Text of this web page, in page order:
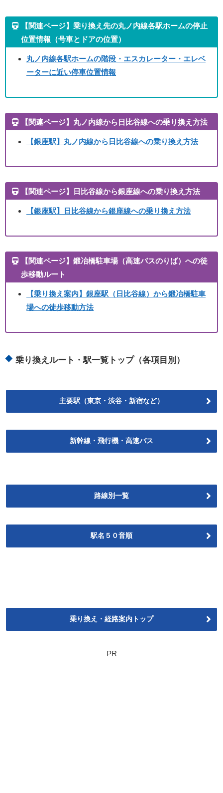
【関連ページ】乗り換え先の丸ノ内線各駅ホームの停止
位置情報（号車とドアの位置）
丸ノ内線各駅ホームの階段・エスカレーター・エレベ
ーターに近い停車位置情報
【関連ページ】丸ノ内線から日比谷線への乗り換え方法
【銀座駅】丸ノ内線から日比谷線への乗り換え方法
【関連ページ】日比谷線から銀座線への乗り換え方法
【銀座駅】 日比谷線から銀座線への乗り換え方法
【関連ページ】鍛冶橋駐車場（高速バスのりば）への徒
歩移動ルート
【乗り換え案内】銀座駅（日比谷線）から鍛冶橋駐車
場への徒歩移動方法
乗り換えルート・駅一覧トップ（各項目別）
主要駅（東京・渋谷・新宿など）
新幹線・飛行機・高速バス
路線別一覧
駅名５０音順
乗り換え・経路案内トップ
PR